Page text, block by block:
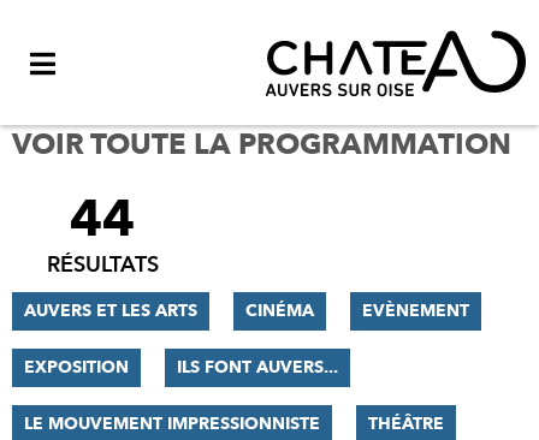
VOIR TOUTE LA PROGRAMMATION
FILTRER
RÉSULTATS
44
RÉSULTATS
AUVERS ET LES ARTS CINÉMA EVÈNEMENT
EXPOSITION ILS FONT AUVERS...
LE MOUVEMENT IMPRESSIONNISTE THÉÂTRE